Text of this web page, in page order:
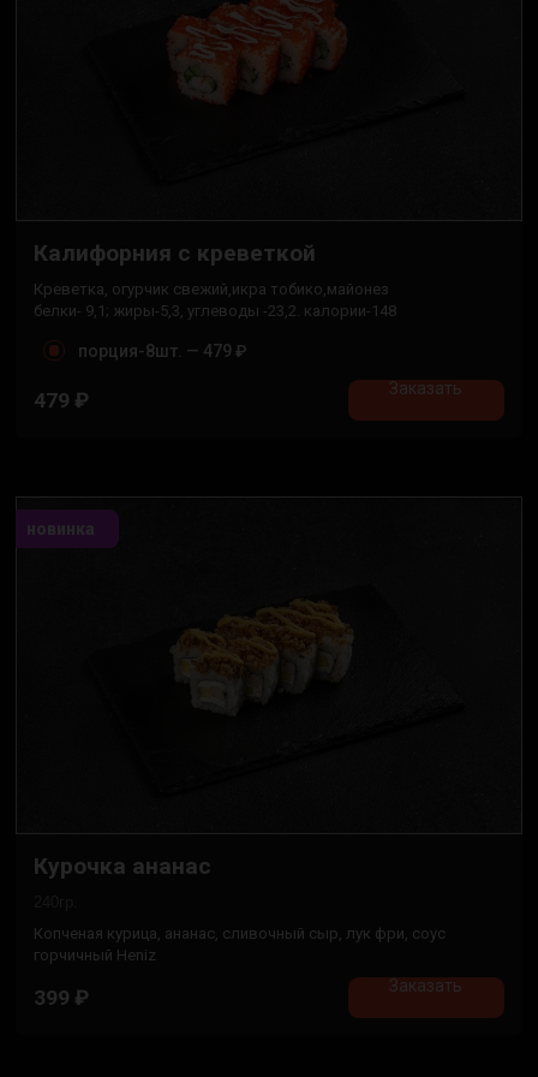
Калифорния с креветкой
Креветка, огурчик свежий,икра тобико,майонез
белки- 9,1; жиры-5,3, углеводы -23,2. калории-148
порция-8шт. — 479 ₽
479 ₽ Заказать
Курочка ананас
Копченая курица, ананас, сливочный сыр, лук фри, соус
горчичный Heniz
399 ₽ Заказать
новинка